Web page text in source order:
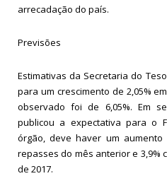
arrecadação do país.
Previsões
Estimativas da Secretaria do
para um crescimento de 2,05%
observado foi de 6,05%. Em
publicou a expectativa para o
órgão, deve haver um aumento
repasses do mês anterior e 3,9%
de 2017.